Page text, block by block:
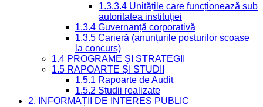
1.3.3.4 Unitățile care funcționează sub
autoritatea instituției
1.3.4 Guvernanță corporativă
1.3.5 Carieră (anunțurile posturilor scoase
la concurs)
1.4 PROGRAME ȘI STRATEGII
1.5 RAPOARTE ȘI STUDII
1.5.1 Rapoarte de Audit
1.5.2 Studii realizate
2. INFORMAȚII DE INTERES PUBLIC